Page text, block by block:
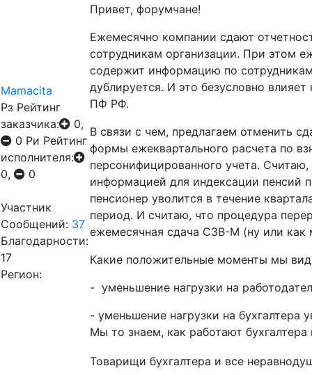
Mamacita
Рз Рейтинг
заказчика:
0,
0 Ри Рейтинг
исполнителя:
0,
0
Участник
Сообщений: 37
Благодарности:
17
Регион:
Привет, форумчане!
Ежемесячно компании сдают
сотрудникам организации. При этом
содержит информацию по
дублируется. И это безусловно
ПФ РФ.
В связи с чем, предлагаем отменить
формы ежеквартального расчета по
персонифицированного учета.
информацией для индексации пенсий
пенсионер уволится в течение
период. И считаю, что процедура
ежемесячная сдача СЗВ-М (ну или как
Какие положительные моменты мы
- уменьшение нагрузки на
- уменьшение нагрузки на бухгалтера
Мы то знаем, как работают
Товарищи бухгалтера и все